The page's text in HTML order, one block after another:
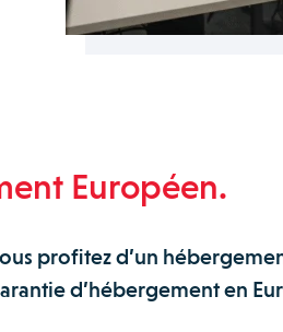
Européen.
profitez d’un
d’hébergement en